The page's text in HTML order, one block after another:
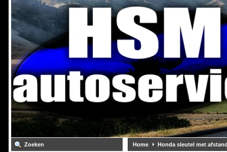
Zoeken Home Honda sleutel met